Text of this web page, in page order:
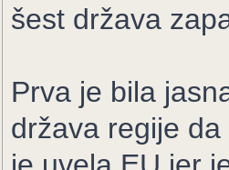
šest država
Prva je bila
država regije